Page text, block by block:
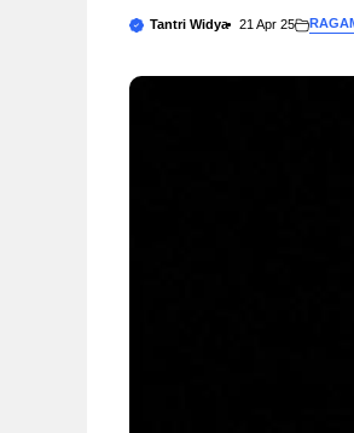
Tantri Widya 21 Apr 25